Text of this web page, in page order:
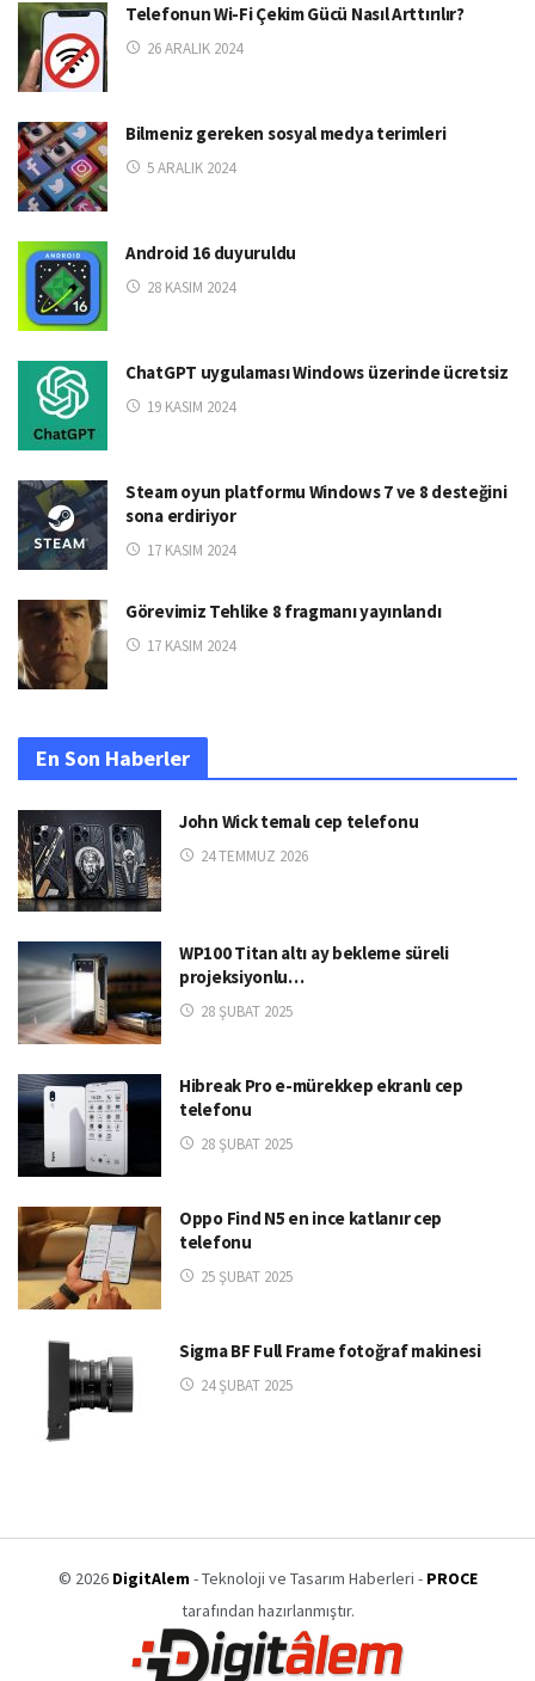
Telefonun Wi-Fi Çekim Gücü Nasıl Arttırılır?
26 ARALIK 2024
Bilmeniz gereken sosyal medya terimleri
5 ARALIK 2024
Android 16 duyuruldu
28 KASIM 2024
ChatGPT uygulaması Windows üzerinde ücretsiz
19 KASIM 2024
Steam oyun platformu Windows 7 ve 8 desteğini
sona erdiriyor
17 KASIM 2024
Görevimiz Tehlike 8 fragmanı yayınlandı
17 KASIM 2024
En Son Haberler
John Wick temalı cep telefonu
24 TEMMUZ 2026
WP100 Titan altı ay bekleme süreli
projeksiyonlu…
28 ŞUBAT 2025
Hibreak Pro e-mürekkep ekranlı cep
telefonu
28 ŞUBAT 2025
Oppo Find N5 en ince katlanır cep
telefonu
25 ŞUBAT 2025
Sigma BF Full Frame fotoğraf makinesi
24 ŞUBAT 2025
© 2026 DigitAlem- Teknoloji ve Tasarım Haberleri - PROCE
tarafından hazırlanmıştır.